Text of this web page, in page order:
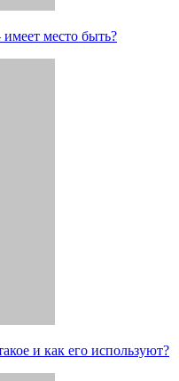
место быть?
и как его используют?